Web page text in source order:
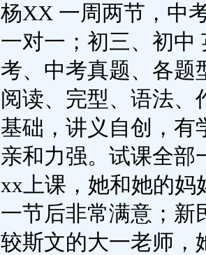
杨XX 一周两节，中
一对一；初三、初中
考、中考真题、各题
阅读、完型、语法、
基础，讲义自创，有
亲和力强。试课全部
xx上课，她和她的妈
一节后非常满意；新
较斯文的大一老师，